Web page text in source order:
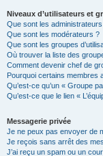
Niveaux d’utilisateurs et
Que sont les
Que sont les modérateurs ?
Que sont les groupes
Où trouver la liste des
Comment devenir chef de
Pourquoi certains membres
Qu’est-ce qu’un « Groupe
Qu’est-ce que le lien «
Messagerie privée
Je ne peux pas envoyer de
Je reçois sans arrêt des
J’ai reçu un spam ou un